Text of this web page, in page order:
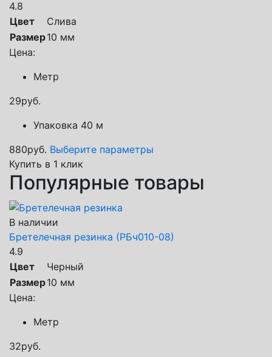
4.8
Цвет
Слива
Размер10 мм
Цена:
Метр
29руб.
Упаковка 40 м
880руб. Выберите параметры
Купить в 1 клик
Популярные товары
В наличии
Бретелечная резинка (РБч010-08)
4.9
Цвет
Черный
Размер10 мм
Цена:
Метр
32руб.